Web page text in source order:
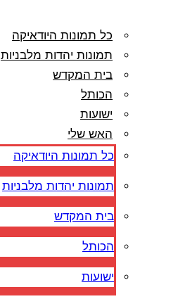
כל תמונות היודאיקה
תמונות יהדות מלבניות
בית המקדש
הכותל
ישועות
האש שלי
כל תמונות היודאיקה
תמונות יהדות מלבניות
בית המקדש
הכותל
ישועות